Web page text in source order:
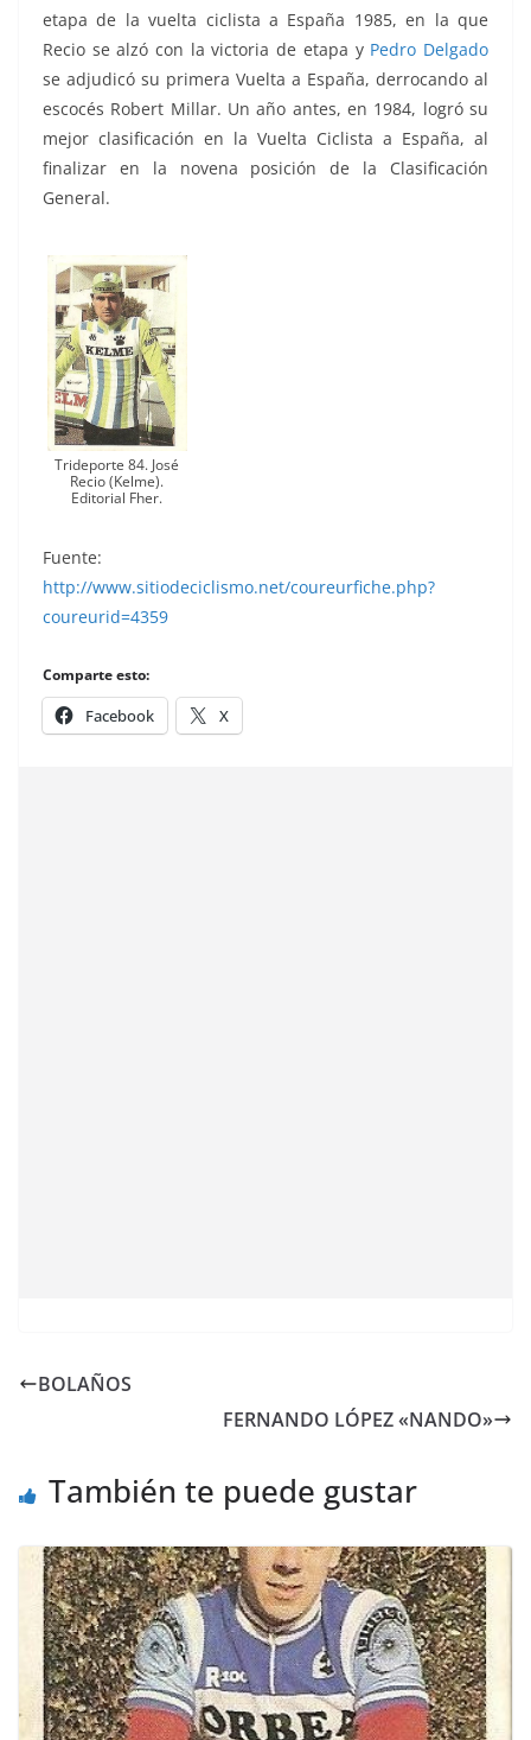
etapa de la vuelta ciclista a España 1985, en la que
Recio se alzó con la victoria de etapa y Pedro Delgado
se adjudicó su primera Vuelta a España, derrocando al
escocés Robert Millar. Un año antes, en 1984, logró su
mejor clasificación en la Vuelta Ciclista a España, al
finalizar en la novena posición de la Clasificación
General.
Trideporte 84. José
Recio (Kelme).
Editorial Fher.
Fuente:
http://www.sitiodeciclismo.net/coureurfiche.php?
coureurid=4359
Comparte esto:
Facebook X
BOLAÑOS
FERNANDO LÓPEZ «NANDO»
También te puede gustar